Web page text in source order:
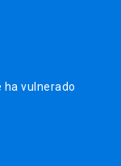
ha vulnerado